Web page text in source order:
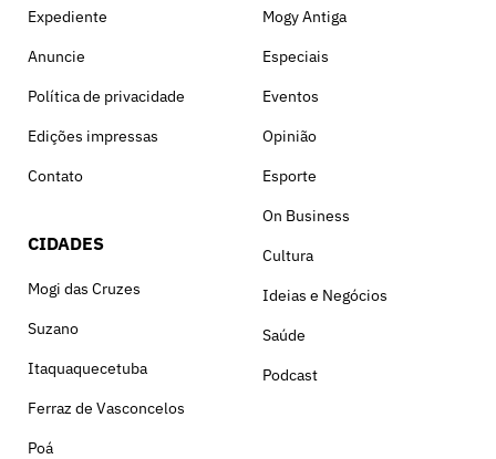
Expediente
Anuncie
Política de privacidade
Edições impressas
Contato
CIDADES
Mogi das Cruzes
Suzano
Itaquaquecetuba
Ferraz de Vasconcelos
Poá
Mogy Antiga
Especiais
Eventos
Opinião
Esporte
On Business
Cultura
Ideias e Negócios
Saúde
Podcast